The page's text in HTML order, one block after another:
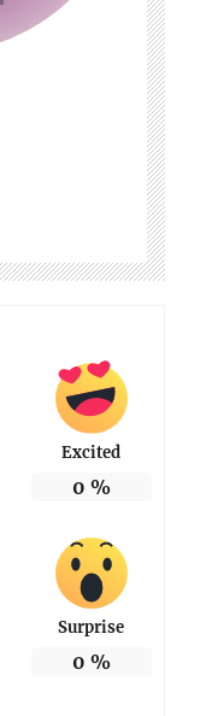
Excited
0 %
Surprise
0 %